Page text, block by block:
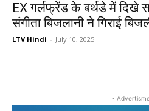
EX गर्लफ्रेंड के बर्थडे में दिखे
संगीता बिजलानी ने गिराई
LTV Hindi - July 10, 2025
-